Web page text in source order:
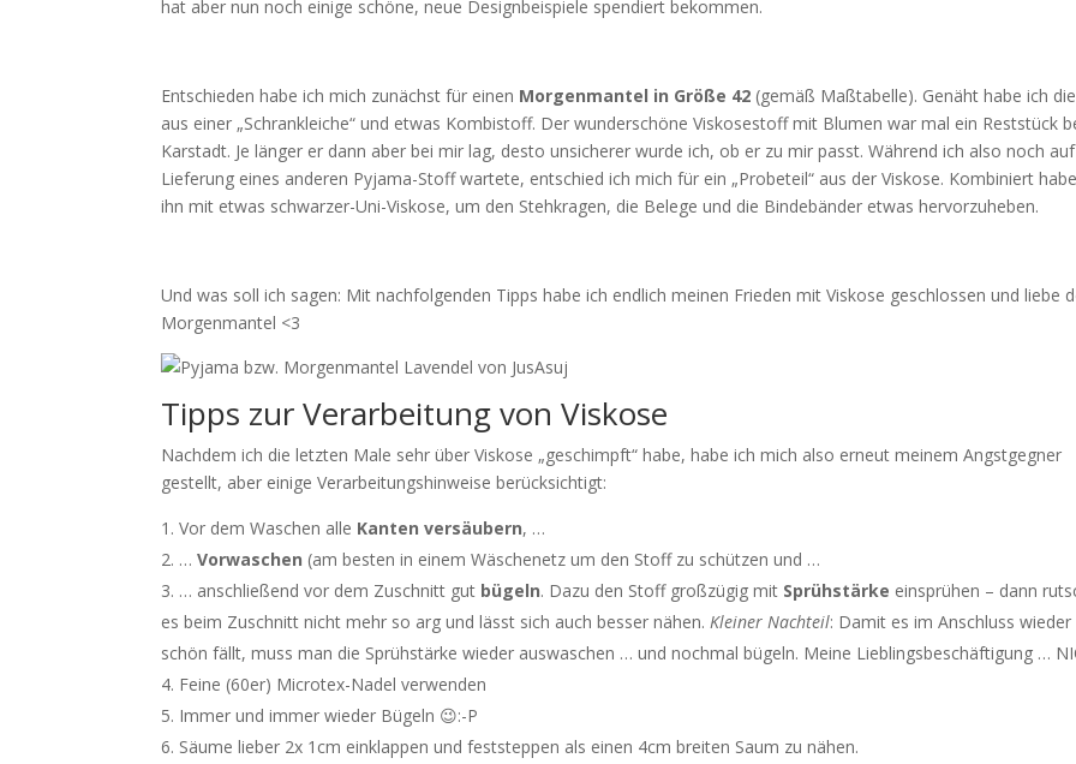
hat aber nun noch einige schöne, neue Designbeispiele spendiert bekommen.
Entschieden habe ich mich zunächst für einen Morgenmantel in Größe 42 (gemäß Maßtabelle). Genäht habe ich
aus einer „Schrankleiche“ und etwas Kombistoff. Der wunderschöne Viskosestoff mit Blumen war mal ein Reststück
Karstadt. Je länger er dann aber bei mir lag, desto unsicherer wurde ich, ob er zu mir passt. Während ich also noch
Lieferung eines anderen Pyjama-Stoff wartete, entschied ich mich für ein „Probeteil“ aus der Viskose. Kombiniert
ihn mit etwas schwarzer-Uni-Viskose, um den Stehkragen, die Belege und die Bindebänder etwas hervorzuheben.
Und was soll ich sagen: Mit nachfolgenden Tipps habe ich endlich meinen Frieden mit Viskose geschlossen und liebe
Morgenmantel <3
Tipps zur Verarbeitung von Viskose
Nachdem ich die letzten Male sehr über Viskose „geschimpft“ habe, habe ich mich also erneut meinem Angstgegner
gestellt, aber einige Verarbeitungshinweise berücksichtigt:
Vor dem Waschen alle Kanten versäubern, …
…Vorwaschen (am besten in einem Wäschenetz um den Stoff zu schützen und …
… anschließend vor dem Zuschnitt gut bügeln. Dazu den Stoff großzügig mit Sprühstärke einsprühen – dann
es beim Zuschnitt nicht mehr so arg und lässt sich auch besser nähen.Kleiner Nachteil: Damit es im Anschluss wieder
schön fällt, muss man die Sprühstärke wieder auswaschen … und nochmal bügeln. Meine Lieblingsbeschäftigung …
Feine (60er) Microtex-Nadel verwenden
Immer und immer wieder Bügeln 😉:-P
Säume lieber 2x 1cm einklappen und feststeppen als einen 4cm breiten Saum zu nähen.